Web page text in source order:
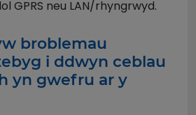
GPRS neu LAN/rhyngrwyd.
broblemau
i ddwyn ceblau
yn gwefru ar y